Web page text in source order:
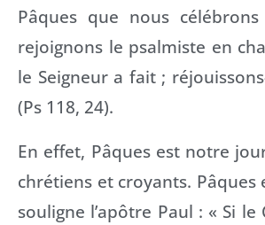
Pâques que nous
rejoignons le psalmiste en
le Seigneur a fait ;
(Ps 118, 24).
En effet, Pâques est notre
chrétiens et croyants. Pâques
souligne l’apôtre Paul : « Si